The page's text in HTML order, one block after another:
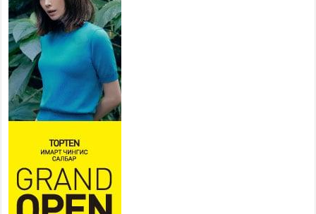
байгаа тул аюулгүй байдлаа
хангаж, үер усны аюулаас
сэрэмжлэхийг нийслэлийн
Онцгой байдлын газраас анхааруулж байна
2026 оны 7 сар 20 / 9 цаг 09 минут
311 алба хаагч, 119 техник хэрэгсэлтэй ажиллаж
үер усны аюул, болзошгүй эрсдэлээс сэргийлж
байна
Аяллаа зөв төлөвлөхийг иргэдэд зөвлөж байна
2026 оны 7 сар 16 / 11 цаг 50 минут
Үер усны болзошгүй аюулаас сэргийлж,
холбогдох байгууллагууд өндөржүүлсэн бэлэн